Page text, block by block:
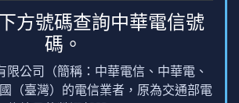
方號碼查詢中華電信號
碼。
限公司（簡稱：中華電信、中華電、
（臺灣）的電信業者，原為交通部電